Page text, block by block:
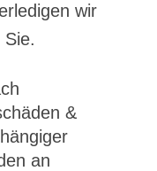
wir
&
an